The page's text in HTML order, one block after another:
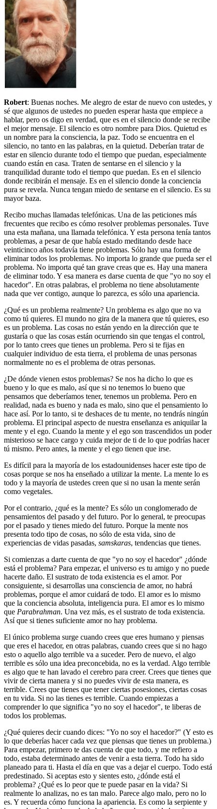
Robert: Buenas noches. Me alegro de estar de nuevo con ustedes, y
sé que algunos de ustedes no pueden esperar hasta que empiece a
hablar, pero os digo en verdad, que es en el silencio donde se recibe
el mejor mensaje. El silencio es otro nombre para Dios. Quietud es
un nombre para la consciencia, la paz. Todo se encuentra en el
silencio, no tanto en las palabras, en la quietud. Deberían tratar de
estar en silencio durante todo el tiempo que puedan, especialmente
cuando están en casa. Traten de sentarse en el silencio y la
tranquilidad durante todo el tiempo que puedan. Es en el silencio
donde recibirán el mensaje. Es en el silencio donde la conciencia
pura se revela. Nunca tengan miedo de sentarse en el silencio. Es su
mayor baza.
Recibo muchas llamadas telefónicas. Una de las peticiones más
frecuentes que recibo es cómo resolver problemas personales. Tuve
una esta mañana, una llamada telefónica. Y esta persona tenía tantos
problemas, a pesar de que había estado meditando desde hace
veinticinco años todavía tiene problemas. Sólo hay una forma de
eliminar todos los problemas. No importa lo grande que pueda ser el
problema. No importa qué tan grave creas que es. Hay una manera
de eliminar todo. Y esa manera es darse cuenta de que "yo no soy el
hacedor". En otras palabras, el problema no tiene absolutamente
nada que ver contigo, aunque lo parezca, es sólo una apariencia.
¿Qué es un problema realmente? Un problema es algo que no va
como tú quieres. El mundo no gira de la manera que tú quieres, eso
es un problema. Las cosas no están yendo en la dirección que te
gustaría o que las cosas están ocurriendo sin que tengas el control,
por lo tanto crees que tienes un problema. Pero si te fijas en
cualquier individuo de esta tierra, el problema de unas personas
normalmente no es el problema de otras personas.
¿De dónde vienen estos problemas? Se nos ha dicho lo que es
bueno y lo que es malo, así que si no tenemos lo bueno que
pensamos que deberíamos tener, tenemos un problema. Pero en
realidad, nada es bueno y nada es malo, sino que el pensamiento lo
hace así. Por lo tanto, si te deshaces de tu mente, no tendrás ningún
problema. El principal aspecto de nuestra enseñanza es aniquilar la
mente y el ego. Cuando la mente y el ego son trascendidos un poder
misterioso se hace cargo y cuida mejor de ti de lo que podrías hacer
tú mismo. Pero antes, la mente y el ego tienen que irse.
Es difícil para la mayoría de los estadounidenses hacer este tipo de
cosas porque se nos ha enseñado a utilizar la mente. La mente lo es
todo y la mayoría de ustedes creen que si no usan la mente serán
como vegetales.
Por el contrario, ¿qué es la mente? Es sólo un conglomerado de
pensamientos del pasado y del futuro. Por lo general, te preocupas
por el pasado y tienes miedo del futuro. Porque la mente nos
presenta todo tipo de cosas, no sólo de esta vida, sino de
experiencias de vidas pasadas, samskaras, tendencias que tienes.
Si comienzas a darte cuenta de que "yo no soy el hacedor" ¿dónde
está el problema? Para empezar, el universo es tu amigo y no puede
hacerte daño. El sustrato de toda existencia es el amor. Por
consiguiente, si desarrollas una consciencia de amor, no habrá
problemas, porque el amor cuidará de todo. El amor es lo mismo
que la conciencia absoluta, inteligencia pura. El amor es lo mismo
que Parabrahman. Una vez más, es el sustrato de toda existencia.
Así que si tienes suficiente amor no hay problema.
El único problema surge cuando crees que eres humano y piensas
que eres el hacedor, en otras palabras, cuando crees que si no hago
esto o aquello algo terrible va a suceder. Pero de nuevo, el algo
terrible es sólo una idea preconcebida, no es la verdad. Algo terrible
es algo que te han lavado el cerebro para creer. Crees que tienes que
vivir de cierta manera y si no puedes vivir de esta manera, es
terrible. Crees que tienes que tener ciertas posesiones, ciertas cosas
en tu vida. Si no las tienes es terrible. Cuando empiezas a
comprender lo que significa "yo no soy el hacedor", te liberas de
todos los problemas.
¿Qué quieres decir cuando dices: "Yo no soy el hacedor?" (Y esto es
lo que deberías hacer cada vez que piensas que tienes un problema.)
Para empezar, primero te das cuenta de que todo, y me refiero a
todo, estaba determinado antes de venir a esta tierra. Todo ha sido
planeado para ti. Hasta el día en que vas a dejar el cuerpo. Todo está
predestinado. Si aceptas esto y sientes esto, ¿dónde está el
problema? ¿Qué es lo peor que te puede pasar en la vida? Si
realmente lo analizas, no es tan malo. Parece algo malo, pero no lo
es. Y recuerda cómo funciona la apariencia. Es como la serpiente y